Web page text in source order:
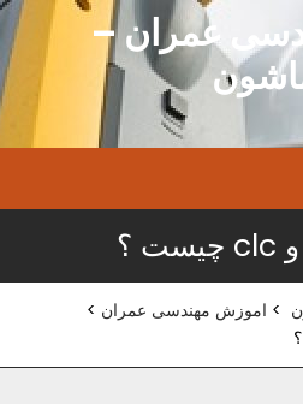
عمران –
> اموزش مهندسی عمران >